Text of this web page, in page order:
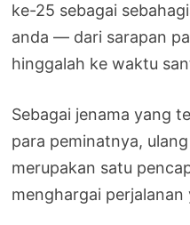
ke-25 sebagai
anda — dari sarapan
hinggalah ke waktu
Sebagai jenama yang
para peminatnya,
merupakan satu
menghargai perjalanan